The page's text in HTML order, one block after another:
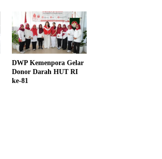
DWP Kemenpora Gelar
Donor Darah HUT RI
ke-81